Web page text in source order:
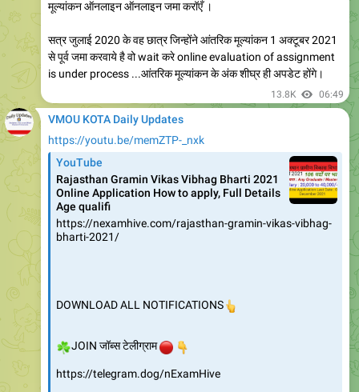
मूल्यांकन ऑनलाइन ऑनलाइन जमा करॉएँ ।
सत्र जुलाई 2020 के वह छात्र जिन्होंने आंतरिक मूल्यांकन 1 अक्टूबर 2021
से पूर्व जमा करवाये है वो wait करे online evaluation of assignment
is under process ...आंतरिक मूल्यांकन के अंक शीघ्र ही अपडेट होंगे।
13.8K 06:49
VMOU KOTA Daily Updates
https://youtu.be/memZTP-_nxk
YouTube
Rajasthan Gramin Vikas Vibhag Bharti 2021
Online Application How to apply, Full Details
Age qualifi
https://nexamhive.com/rajasthan-gramin-vikas-vibhag-
bharti-2021/
DOWNLOAD ALL NOTIFICATIONS
👆
JOIN जॉब्स टेलीग्राम
🔴
👇
https://telegram.dog/nExamHive